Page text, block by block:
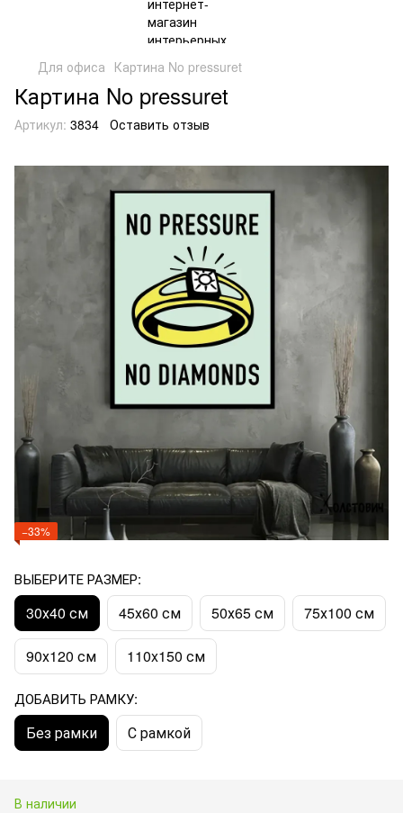
Для офиса Картина No pressuret
Картина No pressuret
Артикул: 3834 Оставить отзыв
−33%
ВЫБЕРИТЕ РАЗМЕР:
30х40 см 45х60 см 50х65 см 75х100 см
90х120 см 110x150 см
ДОБАВИТЬ РАМКУ:
Без рамки С рамкой
В наличии